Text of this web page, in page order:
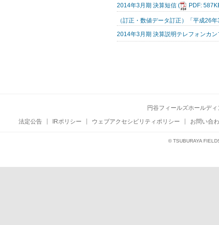
2014年3月期 決算短信 ( PDF:
（訂正・数値データ訂正）「平成26
2014年3月期 決算説明テレフォンカ
円谷フィールズホールデ
法定公告
IRポリシー ウェブアクセシビリティポリシー お問い合
© TSUBURAYA